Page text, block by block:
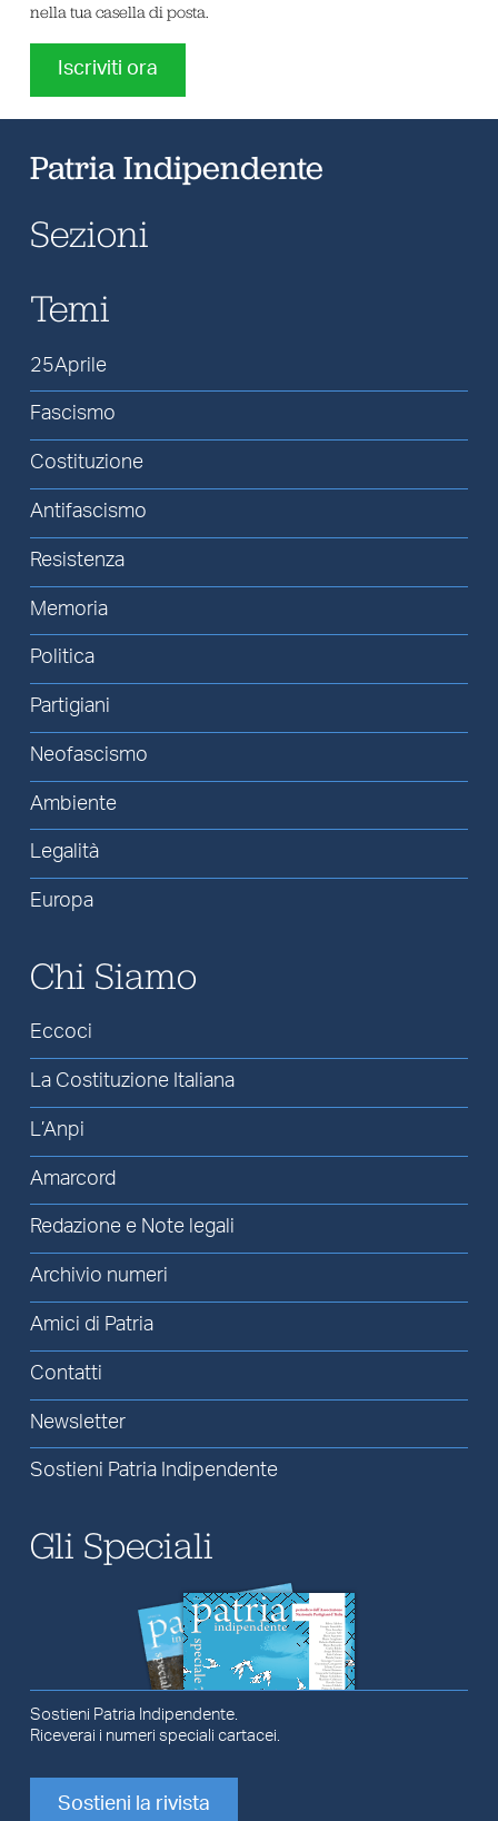
nella tua casella di posta.
Iscriviti ora
Patria Indipendente
Sezioni
Temi
25Aprile
Fascismo
Costituzione
Antifascismo
Resistenza
Memoria
Politica
Partigiani
Neofascismo
Ambiente
Legalità
Europa
Chi Siamo
Eccoci
La Costituzione Italiana
L’Anpi
Amarcord
Redazione e Note legali
Archivio numeri
Amici di Patria
Contatti
Newsletter
Sostieni Patria Indipendente
Gli Speciali
Sostieni Patria Indipendente.
Riceverai i numeri speciali cartacei.
Sostieni la rivista